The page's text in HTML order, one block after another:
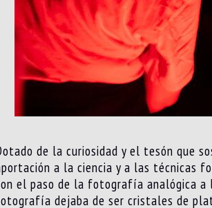
de la curiosidad y el tesón que
a la ciencia y a las técnicas
el paso de la fotografía analógica a
dejaba de ser cristales de